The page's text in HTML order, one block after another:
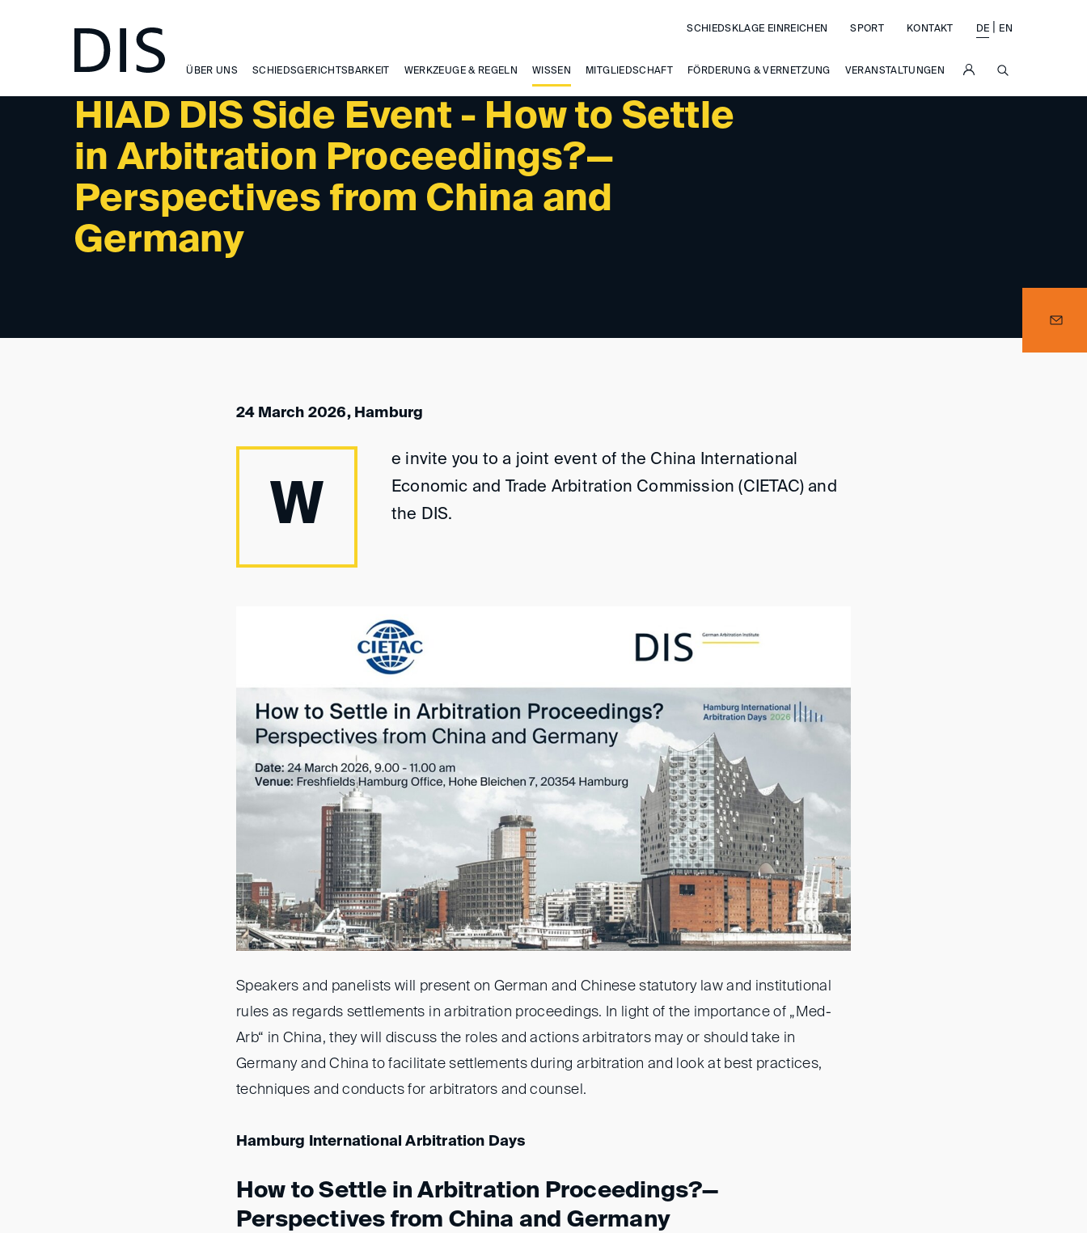
ÜBER UNS SCHIEDSGERICHTSBARKEIT WERKZEUGE & REGELN WISSEN MITGLIEDSCHAFT FÖRDERUNG & VERNETZUNG VERANSTALTUNGEN
SCHIEDSKLAGE EINREICHEN SPORT KONTAKT DE EN
HIAD DIS Side Event - How to Settle
in Arbitration Proceedings?—
Perspectives from China and
Germany
NEWSLETTER 2/2026 - UPCOMING EVENTS
24 March 2026, Hamburg
W
e invite you to a joint event of the China International
Economic and Trade Arbitration Commission (CIETAC) and
the DIS.
Speakers and panelists will present on German and Chinese statutory law and institutional
rules as regards settlements in arbitration proceedings. In light of the importance of „Med-
Arb“ in China, they will discuss the roles and actions arbitrators may or should take in
Germany and China to facilitate settlements during arbitration and look at best practices,
techniques and conducts for arbitrators and counsel.
Hamburg International Arbitration Days
How to Settle in Arbitration Proceedings?—
Perspectives from China and Germany